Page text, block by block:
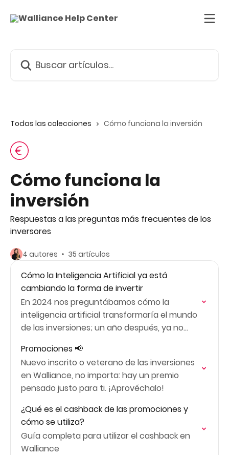
Todas las colecciones Cómo funciona la inversión
Cómo funciona la
inversión
Respuestas a las preguntas más frecuentes de los
inversores
4 autores 35 artículos
Cómo la Inteligencia Artificial ya está
cambiando la forma de invertir
En 2024 nos preguntábamos cómo la
inteligencia artificial transformaría el mundo
de las inversiones; un año después, ya no
Promociones 📢
Nuevo inscrito o veterano de las inversiones
en Walliance, no importa: hay un premio
pensado justo para ti. ¡Aprovéchalo!
¿Qué es el cashback de las promociones y
cómo se utiliza?
Guía completa para utilizar el cashback en
Walliance